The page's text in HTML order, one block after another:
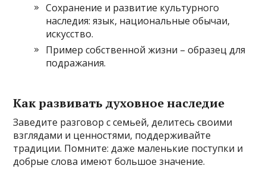
Сохранение и развитие культурного
наследия: язык, национальные обычаи,
искусство.
Пример собственной жизни – образец для
подражания.
Как развивать духовное наследие
Заведите разговор с семьей, делитесь своими
взглядами и ценностями, поддерживайте
традиции. Помните: даже маленькие поступки и
добрые слова имеют большое значение.